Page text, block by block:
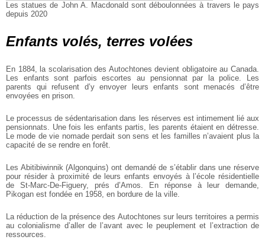
Les statues de John A. Macdonald sont déboulonnées à travers le pays
depuis 2020
Enfants volés, terres volées
En 1884, la scolarisation des Autochtones devient obligatoire au Canada.
Les enfants sont parfois escortes au pensionnat par la police. Les
parents qui refusent d’y envoyer leurs enfants sont menacés d’être
envoyées en prison.
Le processus de sédentarisation dans les réserves est intimement lié aux
pensionnats. Une fois les enfants partis, les parents étaient en détresse.
Le mode de vie nomade perdait son sens et les familles n’avaient plus la
capacité de se rendre en forêt.
Les Abitibiwinnik (Algonquins) ont demandé de s’établir dans une réserve
pour résider à proximité de leurs enfants envoyés à l’école résidentielle
de St-Marc-De-Figuery, prés d’Amos. En réponse à leur demande,
Pikogan est fondée en 1958, en bordure de la ville.
La réduction de la présence des Autochtones sur leurs territoires a permis
au colonialisme d’aller de l’avant avec le peuplement et l’extraction de
ressources.